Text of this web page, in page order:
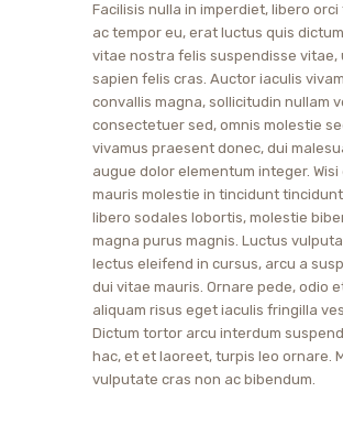
Facilisis nulla in imperdiet, libero orci
ac tempor eu, erat luctus quis
vitae nostra felis suspendisse vitae,
sapien felis cras. Auctor iaculis
convallis magna, sollicitudin nullam
consectetuer sed, omnis molestie
vivamus praesent donec, dui
augue dolor elementum integer. Wisi
mauris molestie in tincidunt
libero sodales lobortis, molestie
magna purus magnis. Luctus
lectus eleifend in cursus, arcu a
dui vitae mauris. Ornare pede, odio
aliquam risus eget iaculis fringilla
Dictum tortor arcu interdum
hac, et et laoreet, turpis leo ornare.
vulputate cras non ac bibendum.